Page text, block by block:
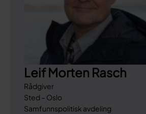
Leif Morten Rasch
Rådgiver
Sted – Oslo
Samfunnspolitisk avdeling